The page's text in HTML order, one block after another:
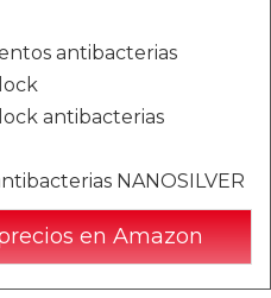
antibacterias
antibacterias
NANOSILVER
en Amazon